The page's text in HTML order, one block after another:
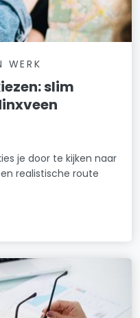
WERK
slim
je door te kijken naar
realistische route